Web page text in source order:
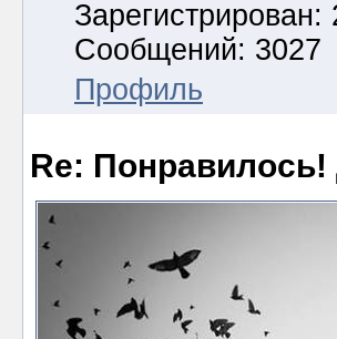
Зарегистрирован:
Сообщений: 3027
Профиль
Re: